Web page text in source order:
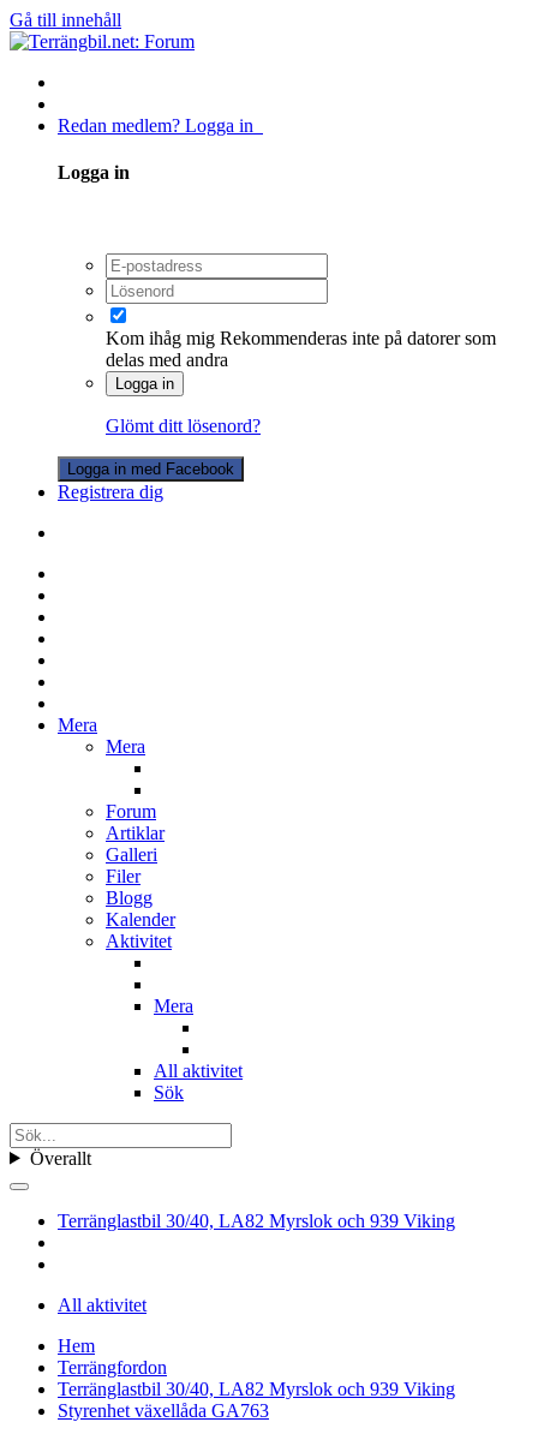
Gå till innehåll
Redan medlem? Logga in
Logga in
Kom ihåg mig Rekommenderas inte på datorer som
delas med andra
Logga in
Glömt ditt lösenord?
Logga in med Facebook
Registrera dig
Mera
Mera
Forum
Artiklar
Galleri
Filer
Blogg
Kalender
Aktivitet
Mera
All aktivitet
Sök
Överallt
Terränglastbil 30/40, LA82 Myrslok och 939 Viking
All aktivitet
Hem
Terrängfordon
Terränglastbil 30/40, LA82 Myrslok och 939 Viking
Styrenhet växellåda GA763